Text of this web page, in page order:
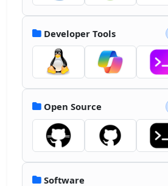
14.792-15.333 26.708z"></
fill="#FF6C37" d="M51.823
1-.5-.207l-5.875-
0-.668.8.8 0 0 1 0-
21.082a.79.79 0 0 1 1.083 0
2.082 4.957c0 5.625-6.417
21.5a4.75 4.75 0 0 0-1.082-
<path fill="#fff" d="m39.989
4.168a.25.25 0 0 1 0 .375l-
1.875a.833.833 0 0 1-.75-
fill="#FF6C37" d="M35.156
Developer Tools
Open Source
Software